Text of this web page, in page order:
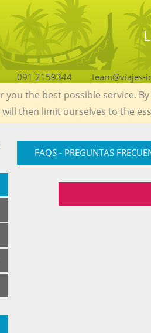
091 2159344 team@viajes-
the best possible service.
then limit ourselves to the
FAQS - PREGUNTAS